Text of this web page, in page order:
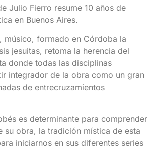
Julio Fierro resume 10 años de
en Buenos Aires.
músico, formado en Córdoba la
jesuitas, retoma la herencia del
donde todas las disciplinas
integrador de la obra como un gran
de entrecruzamientos
es determinante para comprender
su obra, la tradición mística de esta
iniciarnos en sus diferentes series